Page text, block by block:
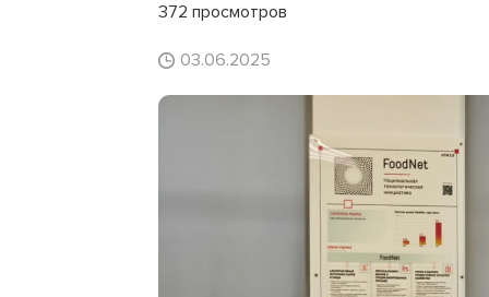
372 просмотров
03.06.2025